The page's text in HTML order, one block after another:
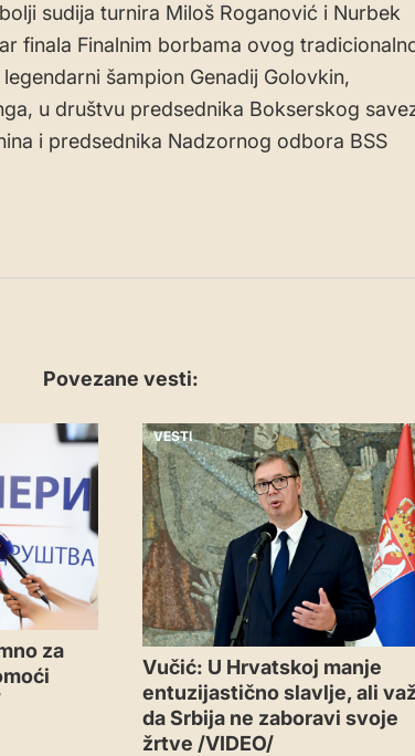
sudija turnira Miloš Roganović i Nurbek
finala Finalnim borbama ovog
šampion Genadij Golovkin,
u društvu predsednika Bokserskog
i predsednika Nadzornog odbora BSS
Povezane vesti:
za
VESTI
Vučić: U Hrvatskoj manje
entuzijastično slavlje, ali
da Srbija ne zaboravi svoje
žrtve /VIDEO/